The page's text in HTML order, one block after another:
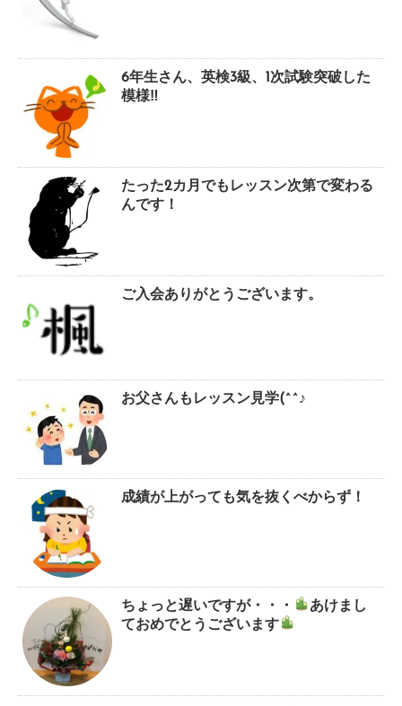
6年生さん、英検3級、1次試験突破した
模様‼
たった2カ月でもレッスン次第で変わる
んです！
ご入会ありがとうございます。
お父さんもレッスン見学(^^♪
成績が上がっても気を抜くべからず！
ちょっと遅いですが・・・
あけまし
ておめでとうございます